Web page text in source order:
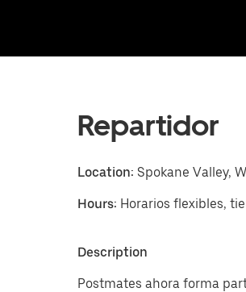
Repartidor
Location: Spokane Valley,
Hours: Horarios flexibles,
Description
Postmates ahora forma